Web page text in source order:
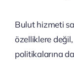
Bulut hizmeti
özelliklere
politikalarına